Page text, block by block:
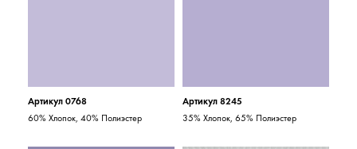
Артикул 0768
60% Хлопок, 40% Полиэстер
Артикул 8245
35% Хлопок, 65% Полиэстер